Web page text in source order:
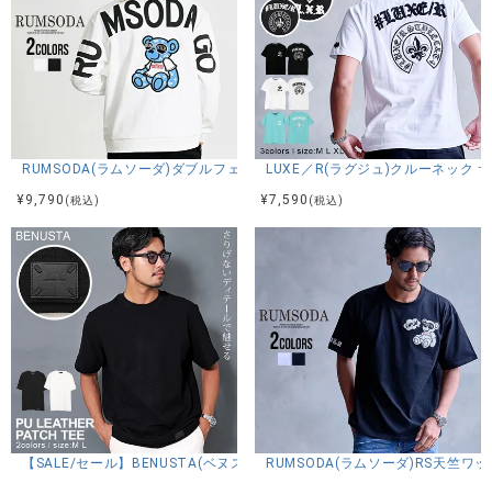
RUMSODA(ラムソーダ)ダブルフェイス×ツイルアップリケ刺繍トレーナー
¥9,790 (税込)
LUXE／R(ラグジュ)クルーネック
¥7,590 (税込)
【SALE/セール】BENUSTA(ベヌスタ)半袖Tシャツ/2色RUMSODA(ラムソーダ)RS天竺ワ